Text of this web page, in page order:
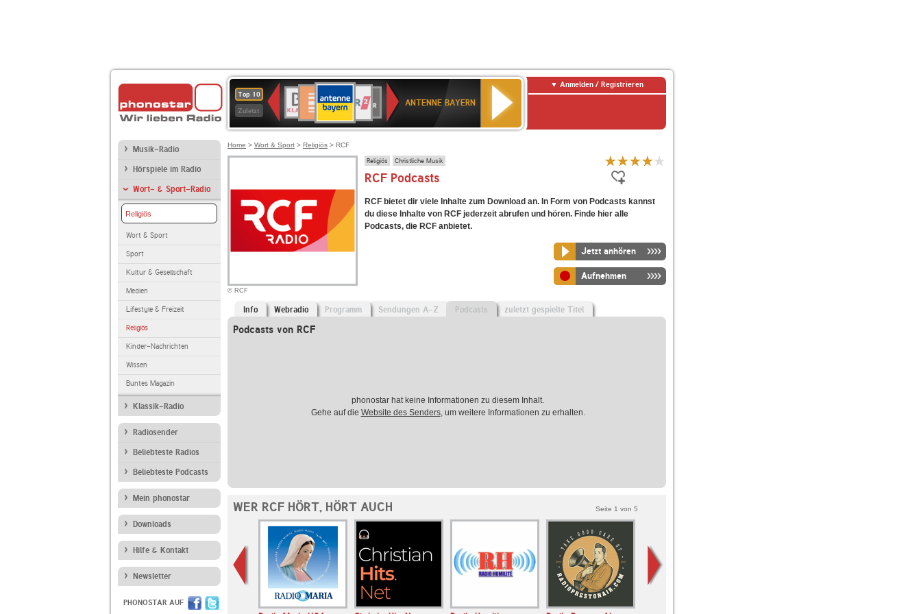
Top 10
Zuletzt
Deutschlandfunk
80er
90er
OLDIE
ANTENNE
SWR3
WDR
4
BR-
KLASSIK
Deutschlandfunk
KulturBAYERN
2
SWR
Kultur
NDR
2
ANTENNE BAYERN
Anmelden / Registrieren
Musik-Radio
Hörspiele im Radio
Wort- & Sport-Radio
Religiös
Wort & Sport
Sport
Kultur & Gesellschaft
Medien
Lifestyle & Freizeit
Religiös
Kinder-Nachrichten
Wissen
Buntes Magazin
Klassik-Radio
Radiosender
Beliebteste Radios
Beliebteste Podcasts
Mein phonostar
Downloads
Hilfe & Kontakt
Newsletter
PHONOSTAR AUF
Home > Wort & Sport > Religiös > RCF
© RCF
Religiös Christliche Musik
RCF Podcasts
RCF bietet dir viele Inhalte zum Download an. In Form von Podcasts kannst
du diese Inhalte von RCF jederzeit abrufen und hören. Finde hier alle
Podcasts, die RCF anbietet.
Jetzt anhören
Aufnehmen
Info Webradio Programm Sendungen A-Z Podcasts zuletzt gespielte Titel
Podcasts von RCF
phonostar hat keine Informationen zu diesem Inhalt.
Gehe auf die Website des Senders, um weitere Informationen zu erhalten.
WER RCF HÖRT, HÖRT AUCH Seite 1 von 5